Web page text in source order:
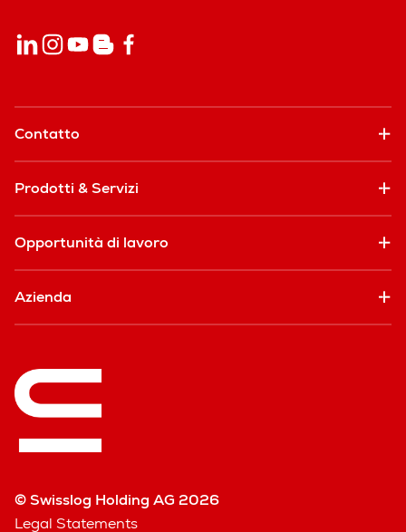
Contatto
Prodotti & Servizi
Opportunità di lavoro
Azienda
© Swisslog Holding AG 2026
Legal Statements